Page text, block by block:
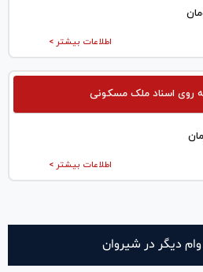
اطلاعات بیشتر >
روی اسناد ملک مسکونی
اطلاعات بیشتر >
دیگر در شيروان